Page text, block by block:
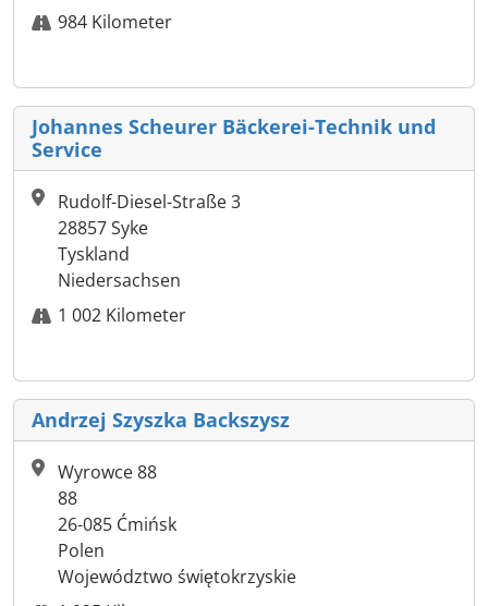
984 Kilometer
Johannes Scheurer Bäckerei-Technik und
Service
Rudolf-Diesel-Straße 3
28857 Syke
Tyskland
Niedersachsen
1 002 Kilometer
Andrzej Szyszka Backszysz
Wyrowce 88
88
26-085 Ćmińsk
Polen
Województwo świętokrzyskie